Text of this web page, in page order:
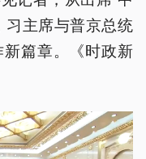
习主席与普京总统
篇章。《时政新